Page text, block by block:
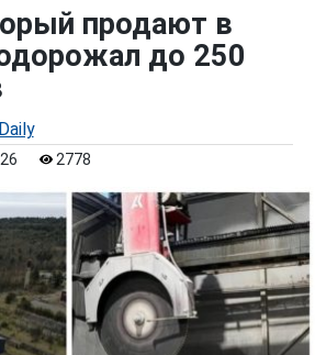
продают в
до 250
2778